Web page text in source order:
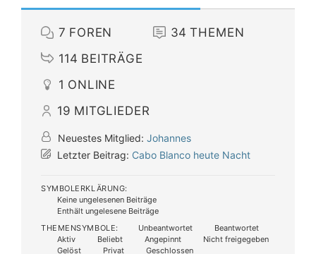
7 FOREN 34 THEMEN
114 BEITRÄGE
1 ONLINE
19 MITGLIEDER
Neuestes Mitglied: Johannes
Letzter Beitrag: Cabo Blanco heute Nacht
SYMBOLERKLÄRUNG:
Keine ungelesenen Beiträge
Enthält ungelesene Beiträge
THEMENSYMBOLE:
Unbeantwortet
Beantwortet
Aktiv
Beliebt Angepinnt
Nicht freigegeben
Gelöst
Privat Geschlossen